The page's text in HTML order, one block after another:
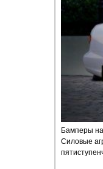
Бамперы
Силовые